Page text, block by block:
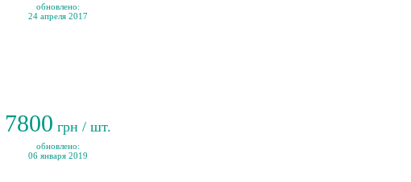
обновлено:
24 апреля 2017
7800 грн / шт.
обновлено:
06 января 2019